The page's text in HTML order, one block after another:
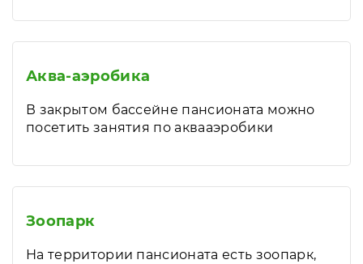
Аква-аэробика
В закрытом бассейне пансионата можно
посетить занятия по аквааэробики
Зоопарк
На территории пансионата есть зоопарк,